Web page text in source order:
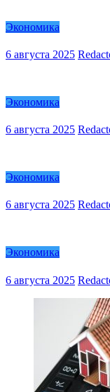
Экономика
6 августа 2025
Экономика
6 августа 2025
Экономика
6 августа 2025
Экономика
6 августа 2025